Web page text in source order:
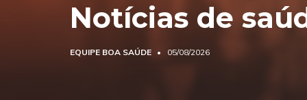
Notícias de
EQUIPE BOA SAÚDE 05/08/2026